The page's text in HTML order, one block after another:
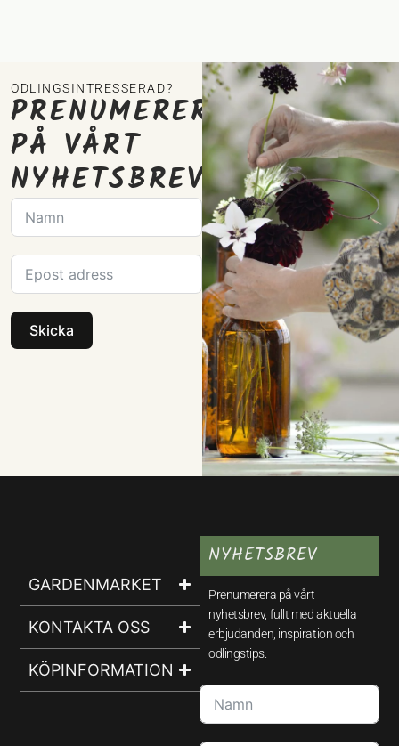
ODLINGSINTRESSERAD?
PRENUMERERA
PÅ VÅRT
NYHETSBREV
Skicka
GARDENMARKET
KONTAKTA OSS
KÖPINFORMATION
NYHETSBREV
Prenumerera på vårt
nyhetsbrev, fullt med aktuella
erbjudanden, inspiration och
odlingstips.